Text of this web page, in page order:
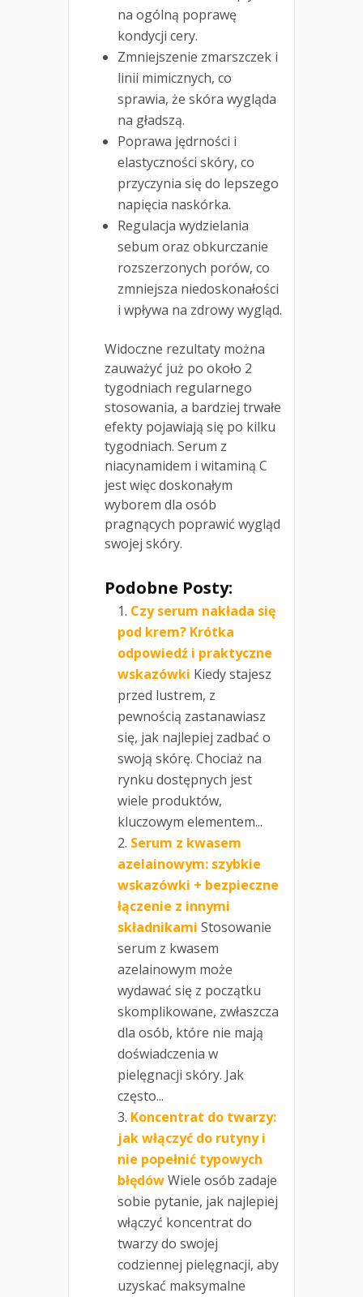
na ogólną poprawę
kondycji cery.
Zmniejszenie zmarszczek i
linii mimicznych, co
sprawia, że skóra wygląda
na gładszą.
Poprawa jędrności i
elastyczności skóry, co
przyczynia się do lepszego
napięcia naskórka.
Regulacja wydzielania
sebum oraz obkurczanie
rozszerzonych porów, co
zmniejsza niedoskonałości
i wpływa na zdrowy wygląd.
Widoczne rezultaty można
zauważyć już po około 2
tygodniach regularnego
stosowania, a bardziej trwałe
efekty pojawiają się po kilku
tygodniach. Serum z
niacynamidem i witaminą C
jest więc doskonałym
wyborem dla osób
pragnących poprawić wygląd
swojej skóry.
Podobne Posty:
Czy serum nakłada się
pod krem? Krótka
odpowiedź i praktyczne
wskazówki Kiedy stajesz
przed lustrem, z
pewnością zastanawiasz
się, jak najlepiej zadbać o
swoją skórę. Chociaż na
rynku dostępnych jest
wiele produktów,
kluczowym elementem...
Serum z kwasem
azelainowym: szybkie
wskazówki + bezpieczne
łączenie z innymi
składnikami Stosowanie
serum z kwasem
azelainowym może
wydawać się z początku
skomplikowane, zwłaszcza
dla osób, które nie mają
doświadczenia w
pielęgnacji skóry. Jak
często...
Koncentrat do twarzy:
jak włączyć do rutyny i
nie popełnić typowych
błędówWiele osób zadaje
sobie pytanie, jak najlepiej
włączyć koncentrat do
twarzy do swojej
codziennej pielęgnacji, aby
uzyskać maksymalne